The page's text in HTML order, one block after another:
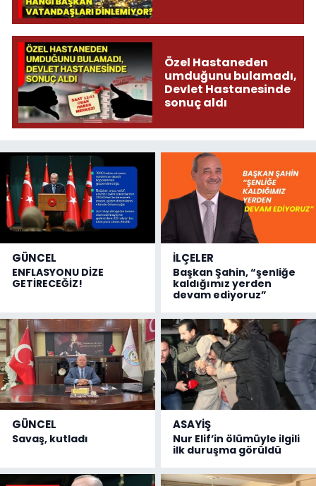
Özel Hastaneden
umduğunu bulamadı,
Devlet Hastanesinde
sonuç aldı
GÜNCEL
ENFLASYONU DİZE
GETİRECEĞİZ!
İLÇELER
Başkan Şahin, “şenliğe
kaldığımız yerden
devam ediyoruz”
GÜNCEL
Savaş, kutladı
ASAYİŞ
Nur Elif’in ölümüyle ilgili
ilk duruşma görüldü